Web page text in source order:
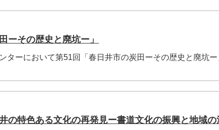
ーその歴史と廃坑ー」
ターにおいて第51回「春日井市の炭田ーその歴史と廃坑
の特色ある文化の再発見ー書道文化の振興と地域の